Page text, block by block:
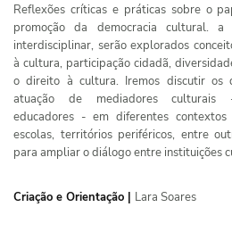
Reflexões críticas e práticas sobre o
promoção da democracia cultural.
interdisciplinar, serão explorados
à cultura, participação cidadã,
o direito à cultura. Iremos discutir os
atuação de mediadores culturais -
educadores - em diferentes
escolas, territórios periféricos, entre
para ampliar o diálogo entre instituições
Criação e Orientação | Lara Soares